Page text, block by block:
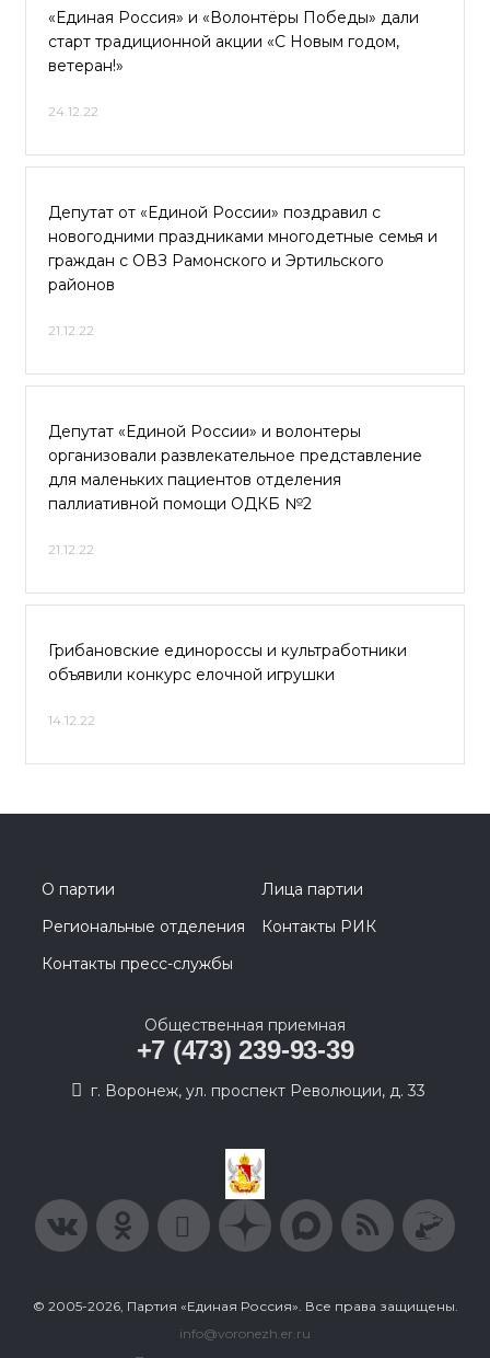
«Единая Россия» и «Волонтёры Победы» дали
старт традиционной акции «С Новым годом,
ветеран!»
24.12.22
Депутат от «Единой России» поздравил с
новогодними праздниками многодетные семья и
граждан с ОВЗ Рамонского и Эртильского
районов
21.12.22
Депутат «Единой России» и волонтеры
организовали развлекательное представление
для маленьких пациентов отделения
паллиативной помощи ОДКБ №2
21.12.22
Грибановские единороссы и культработники
объявили конкурс елочной игрушки
14.12.22
О партии
Лица партии
Региональные отделения
Контакты РИК
Контакты пресс-службы
Общественная приемная
+7 (473) 239-93-39
г. Воронеж, ул. проспект Революции, д. 33
© 2005-2026, Партия «Единая Россия». Все права защищены.
info@voronezh.er.ru